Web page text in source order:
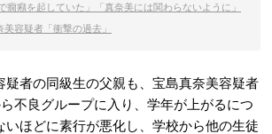
癇癪を起していた」「真奈美には関わらないように」
美容疑者「衝撃の過去」
疑者の同級生の父親も、宝島真奈美容疑者
不良グループに入り、学年が上がるにつ
いほどに素行が悪化し、学校から他の生徒